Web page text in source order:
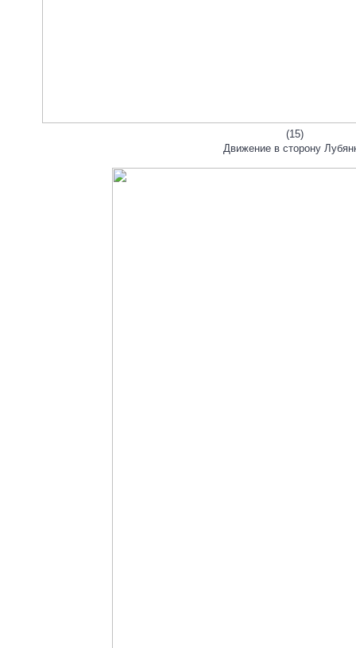
(15)
Движение в сторону